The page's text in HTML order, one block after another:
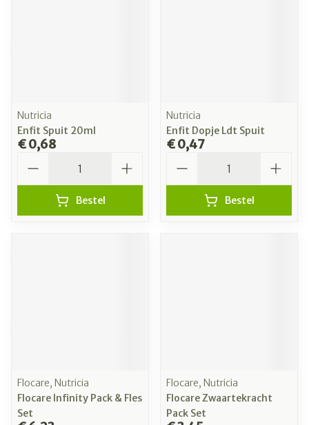
Nutricia
Enfit Spuit 20ml
€ 0,68
Bestel
Nutricia
Enfit Dopje Ldt Spuit
€ 0,47
Bestel
Flocare, Nutricia
Flocare Infinity Pack & Fles
Set
Flocare, Nutricia
Flocare Zwaartekracht
Pack Set